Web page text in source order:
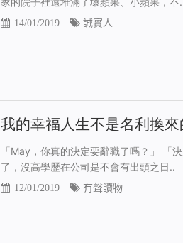
14/01/2019 誠實人
我的幸福人生不是名利換來
「May，你真的決定要辭職了嗎？」 「
了，沒高學歷在公司是不會有出頭之日..
12/01/2019 有聲讀物